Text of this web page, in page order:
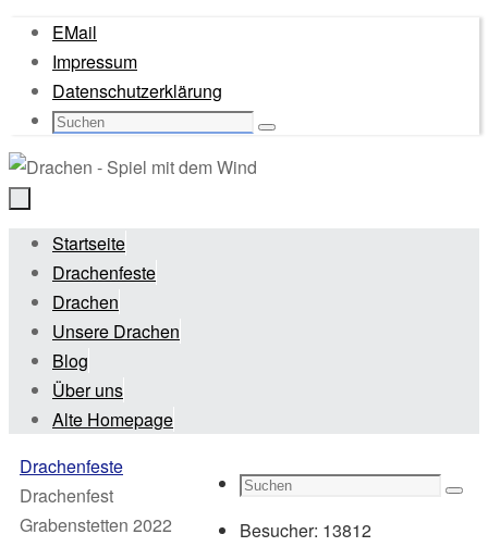
Zum
Inhalt
springen
EMail
Impressum
Datenschutzerklärung
Suche
Suchen
Zum
Inhalt
springen
Startseite
Drachenfeste
Drachen
Unsere Drachen
Blog
Über uns
Alte Homepage
Start
Drachenfeste
Drachenfest
Grabenstetten 2022
Suche
Besucher: 13812